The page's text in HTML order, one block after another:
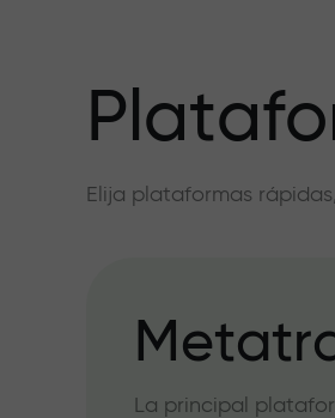
Elija plataformas
La principal